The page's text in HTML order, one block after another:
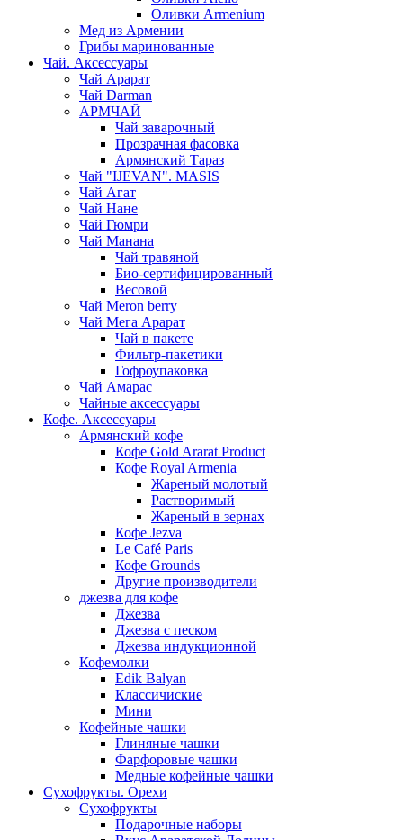
Оливки Armenium
Мед из Армении
Грибы маринованные
Чай. Аксессуары
Чай Арарат
Чай Darman
АРМЧАЙ
Чай заварочный
Прозрачная фасовка
Армянский Тараз
Чай "IJEVAN". MASIS
Чай Агат
Чай Нане
Чай Гюмри
Чай Манана
Чай травяной
Био-сертифицированный
Весовой
Чай Meron berry
Чай Мега Арарат
Чай в пакете
Фильтр-пакетики
Гофроупаковка
Чай Амарас
Чайные аксессуары
Кофе. Аксессуары
Армянский кофе
Кофе Gold Ararat Product
Кофе Royal Armenia
Жареный молотый
Растворимый
Жареный в зернах
Кофе Jezva
Le Café Paris
Кофе Grounds
Другие производители
джезва для кофе
Джезва
Джезва с песком
Джезва индукционной
Кофемолки
Edik Balyan
Классичиские
Мини
Кофейные чашки
Глиняные чашки
Фарфоровые чашки
Медные кофейные чашки
Сухофрукты. Орехи
Сухофрукты
Подарочные наборы